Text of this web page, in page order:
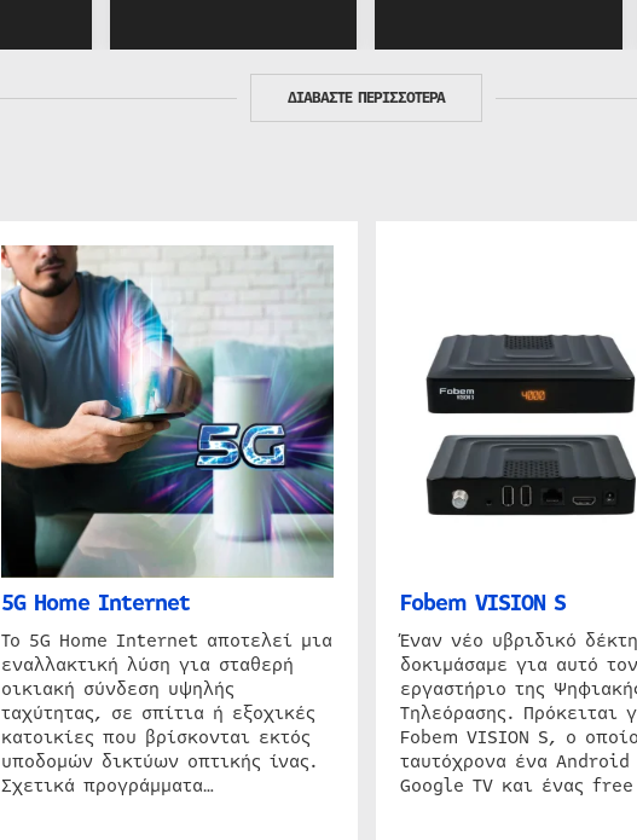
ΔΙΑΒΑΣΤΕ ΠΕΡΙΣΣΟΤΕΡΑ
5G Home Internet
Το 5G Home Internet αποτελεί μια
εναλλακτική λύση για σταθερή
οικιακή σύνδεση υψηλής
ταχύτητας, σε σπίτια ή εξοχικές
κατοικίες που βρίσκονται εκτός
υποδομών δικτύων οπτικής ίνας.
Σχετικά προγράμματα…
Fobem VISION S
Έναν νέο υβριδικό δέκτη
δοκιμάσαμε για αυτό
εργαστήριο της
Τηλεόρασης. Πρόκειται
Fobem VISION S, ο
ταυτόχρονα ένα Android
Google TV και ένας